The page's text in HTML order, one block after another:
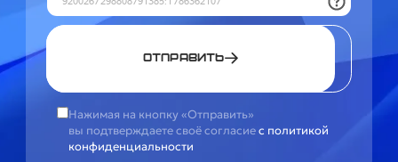
Отправить
Нажимая на кнопку «Отправить»
вы подтверждаете своё согласиес политикой
конфиденциальности